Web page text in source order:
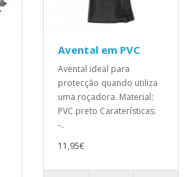
Avental em PVC
Avental ideal para
protecção quando utiliza
uma roçadora. Material:
PVC preto Caraterísticas:
-..
11,95€